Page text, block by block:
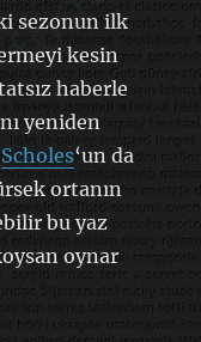
sezonun ilk
kesin
haberle
yeniden
Scholes‘un da
ortanın
bu yaz
oynar